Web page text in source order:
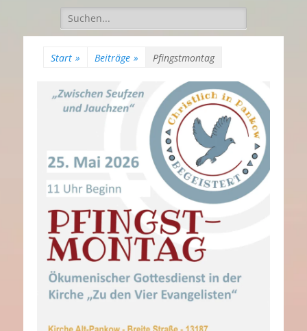
Suchen
nach:
Start » Beiträge » Pfingstmontag